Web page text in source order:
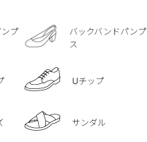
プ
バックバンドパンプ
ス
Uチップ
サンダル